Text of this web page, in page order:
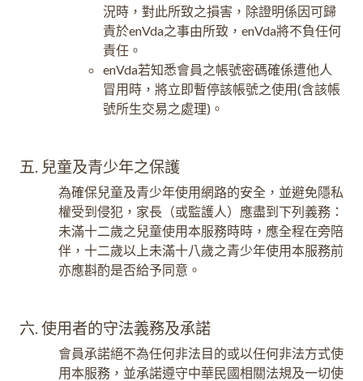
況時，對此所致之損害，除證明係因可歸
責於enVda之事由所致，enVda將不負任何
責任。
enVda若知悉會員之帳號密碼確係遭他人
冒用時，將立即暫停該帳號之使用(含該帳
號所生交易之處理)。
五. 兒童及青少年之保護
為確保兒童及青少年使用網路的安全，並避免隱私
權受到侵犯，家長（或監護人）應盡到下列義務：
未滿十二歲之兒童使用本服務時時，應全程在旁陪
伴，十二歲以上未滿十八歲之青少年使用本服務前
亦應斟酌是否給予同意。
六. 使用者的守法義務及承諾
會員承諾絕不為任何非法目的或以任何非法方式使
用本服務，並承諾遵守中華民國相關法規及一切使